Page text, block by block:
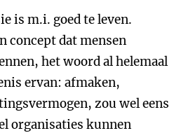
is m.i. goed te leven.
concept dat mensen
het woord al helemaal
ervan: afmaken,
zou wel eens
organisaties kunnen